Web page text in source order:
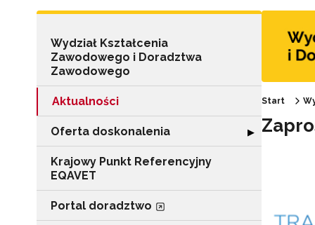
Wydział Kształcenia
Zawodowego i Doradztwa
Zawodowego
Aktualności
Oferta doskonalenia Rozwiń sekcję
▶
Krajowy Punkt Referencyjny
EQAVET
Portal doradztwo
Start